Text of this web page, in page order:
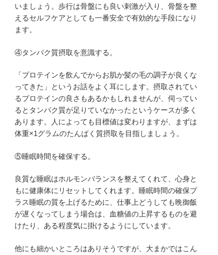
いましょう。歩行は骨盤にも良い刺激が入り、骨盤を整
えるセルフケアとしても一番安全で有効的な手段になり
ます。
④タンパク質摂取を意識する。
「プロテインを飲んでからお肌か髪の毛の調子が良くな
ってきた」というお話をよく耳にします。摂取されてい
るプロテインの良さもあるかもしれませんが、伺ってい
るとタンパク質が足りていなかったというケースが多く
あります。人によっても目標値は変わりますが、まずは
体重×1グラムのたんぱく質摂取を目指しましょう。
⑤睡眠時間を確保する。
良質な睡眠はホルモンバランスを整えてくれて、心身と
もに健康体にリセットしてくれます。睡眠時間の確保プ
ラス睡眠の質を上げるために、仕事上どうしても晩御飯
が遅くなってしまう場合は、血糖値の上昇するものを避
けたり、ある程度気に掛けるようにしています。
他にも細かいところはありそうですが、大まかではこん